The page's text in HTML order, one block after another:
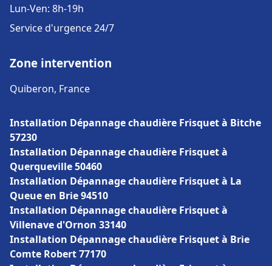
Lun-Ven: 8h-19h
Service d'urgence 24/7
Zone intervention
Quiberon, France
Installation Dépannage chaudière Frisquet à Bitche
57230
Installation Dépannage chaudière Frisquet à
Querqueville 50460
Installation Dépannage chaudière Frisquet à La
Queue en Brie 94510
Installation Dépannage chaudière Frisquet à
Villenave d'Ornon 33140
Installation Dépannage chaudière Frisquet à Brie
Comte Robert 77170